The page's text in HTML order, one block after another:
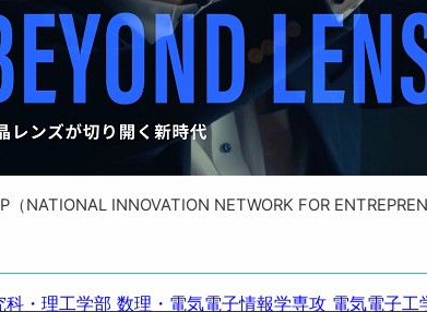
（NATIONAL INNOVATION NETWORK FOR
科・理工学部 数理・電気電子情報学専攻 電気電子工